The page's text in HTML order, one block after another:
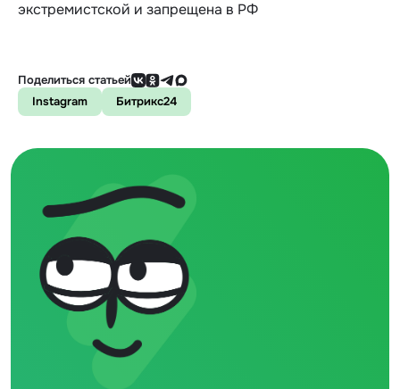
экстремистской и запрещена в РФ
Поделиться статьей
Instagram
Битрикс24